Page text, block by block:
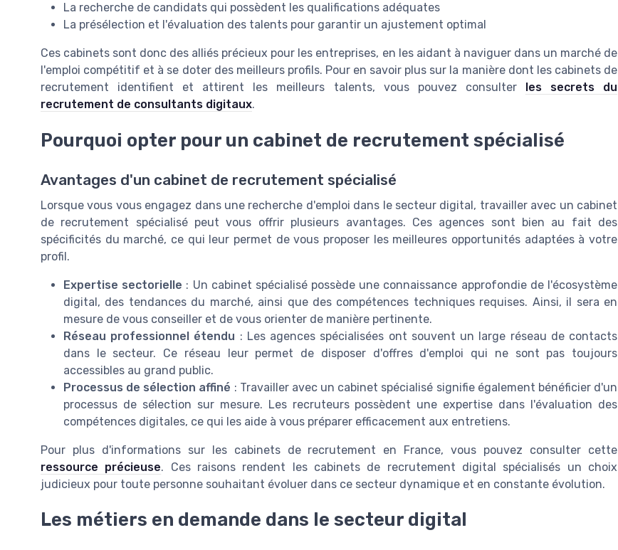
La recherche de candidats qui possèdent les qualifications adéquates
La présélection et l'évaluation des talents pour garantir un ajustement optimal
Ces cabinets sont donc des alliés précieux pour les entreprises, en les aidant à naviguer dans un marché de
l'emploi compétitif et à se doter des meilleurs profils. Pour en savoir plus sur la manière dont les cabinets de
recrutement identifient et attirent les meilleurs talents, vous pouvez consulter
les secrets du
recrutement de consultants digitaux.
Pourquoi opter pour un cabinet de recrutement spécialisé
Avantages d'un cabinet de recrutement spécialisé
Lorsque vous vous engagez dans une recherche d'emploi dans le secteur digital, travailler avec un cabinet
de recrutement spécialisé peut vous offrir plusieurs avantages. Ces agences sont bien au fait des
spécificités du marché, ce qui leur permet de vous proposer les meilleures opportunités adaptées à votre
profil.
Expertise sectorielle : Un cabinet spécialisé possède une connaissance approfondie de l'écosystème
digital, des tendances du marché, ainsi que des compétences techniques requises. Ainsi, il sera en
mesure de vous conseiller et de vous orienter de manière pertinente.
Réseau professionnel étendu : Les agences spécialisées ont souvent un large réseau de contacts
dans le secteur. Ce réseau leur permet de disposer d'offres d'emploi qui ne sont pas toujours
accessibles au grand public.
Processus de sélection affiné : Travailler avec un cabinet spécialisé signifie également bénéficier d'un
processus de sélection sur mesure. Les recruteurs possèdent une expertise dans l'évaluation des
compétences digitales, ce qui les aide à vous préparer efficacement aux entretiens.
Pour plus d'informations sur les cabinets de recrutement en France, vous pouvez consulter cette
ressource précieuse. Ces raisons rendent les cabinets de recrutement digital spécialisés un choix
judicieux pour toute personne souhaitant évoluer dans ce secteur dynamique et en constante évolution.
Les métiers en demande dans le secteur digital